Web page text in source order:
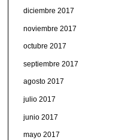
diciembre 2017
noviembre 2017
octubre 2017
septiembre 2017
agosto 2017
julio 2017
junio 2017
mayo 2017